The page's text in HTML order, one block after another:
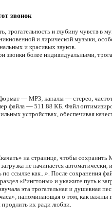
звонок
трогательность и глубину чувств в
и лирической музыки,
и красивых звуков.
звонки более индивидуальными,
— MP3, каналы — стерео,
файла — 511.88 КБ. Файл
устройствах, обеспечивая
на странице, чтобы сохранить
не начинается автоматически,
ссылке как...». После сохранения
«Рингтоны» и укажите путь к
эта трогательная и душевная
напоминающая о том, как важны
продлить их ради любви.